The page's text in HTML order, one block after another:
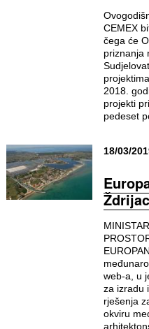
CEMEX
čega će
priznanja
2018.
projekti
pedeset
18/03/
web-a, u
za izradu
rješenja
okviru